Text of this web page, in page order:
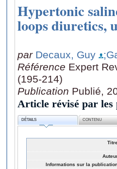
Hypertonic
loops diuretics,
par Decaux, Guy
Référence Expert
(195-214)
Publication Publié,
Article révisé par les
DÉTAILS CONTENU
Informations sur la